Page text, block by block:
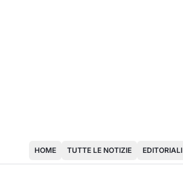
HOME TUTTE LE NOTIZIE EDITORIALI